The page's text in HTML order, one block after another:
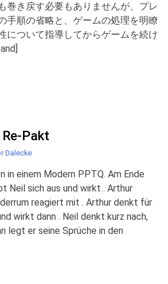
巻き戻す必要もありませんが、プレ
手順の省略と、ゲームの処理を明瞭
について指導してからゲームを続け
Pakt
Dalecke
in einem Modern PPTQ. Am Ende
Neil sich aus und wirkt . Arthur
reagiert mit . Arthur denkt für
wirkt dann . Neil denkt kurz nach,
legt er seine Sprüche in den